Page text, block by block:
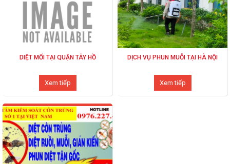
DIỆT MỐI TẠI QUẬN TÂY HỒ
Xem tiếp
DỊCH VỤ PHUN MUỖI TẠI HÀ NỘI
Xem tiếp